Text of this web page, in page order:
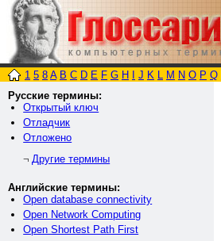
1 5 8 A B C D E F G H J K L M N O P Q
Русские термины:
Открытый ключ
Отладчик
Отложено
¬ Другие термины
Английские термины:
Open database connectivity
Open Network Computing
Open Shortest Path First